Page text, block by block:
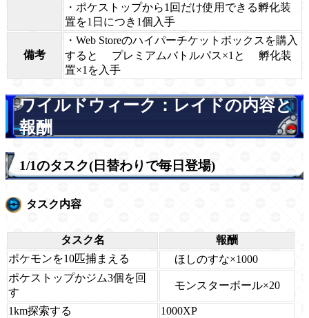
・ポケストップから1回だけ使用できる孵化装
置を1日につき1個入手
備考
・Web Storeのハイパーチケットボックスを購入
すると
プレミアムバトルパス×1と
孵化装
置×1を入手
ワイルドウィーク：レイドの内容と
報酬
1/1のタスク(日替わりで毎日登場)
タスク内容
タスク名
報酬
ポケモンを10匹捕まえる
ほしのすな×1000
ポケストップかジム3個を回
す
モンスターボール×20
1km探索する 1000XP